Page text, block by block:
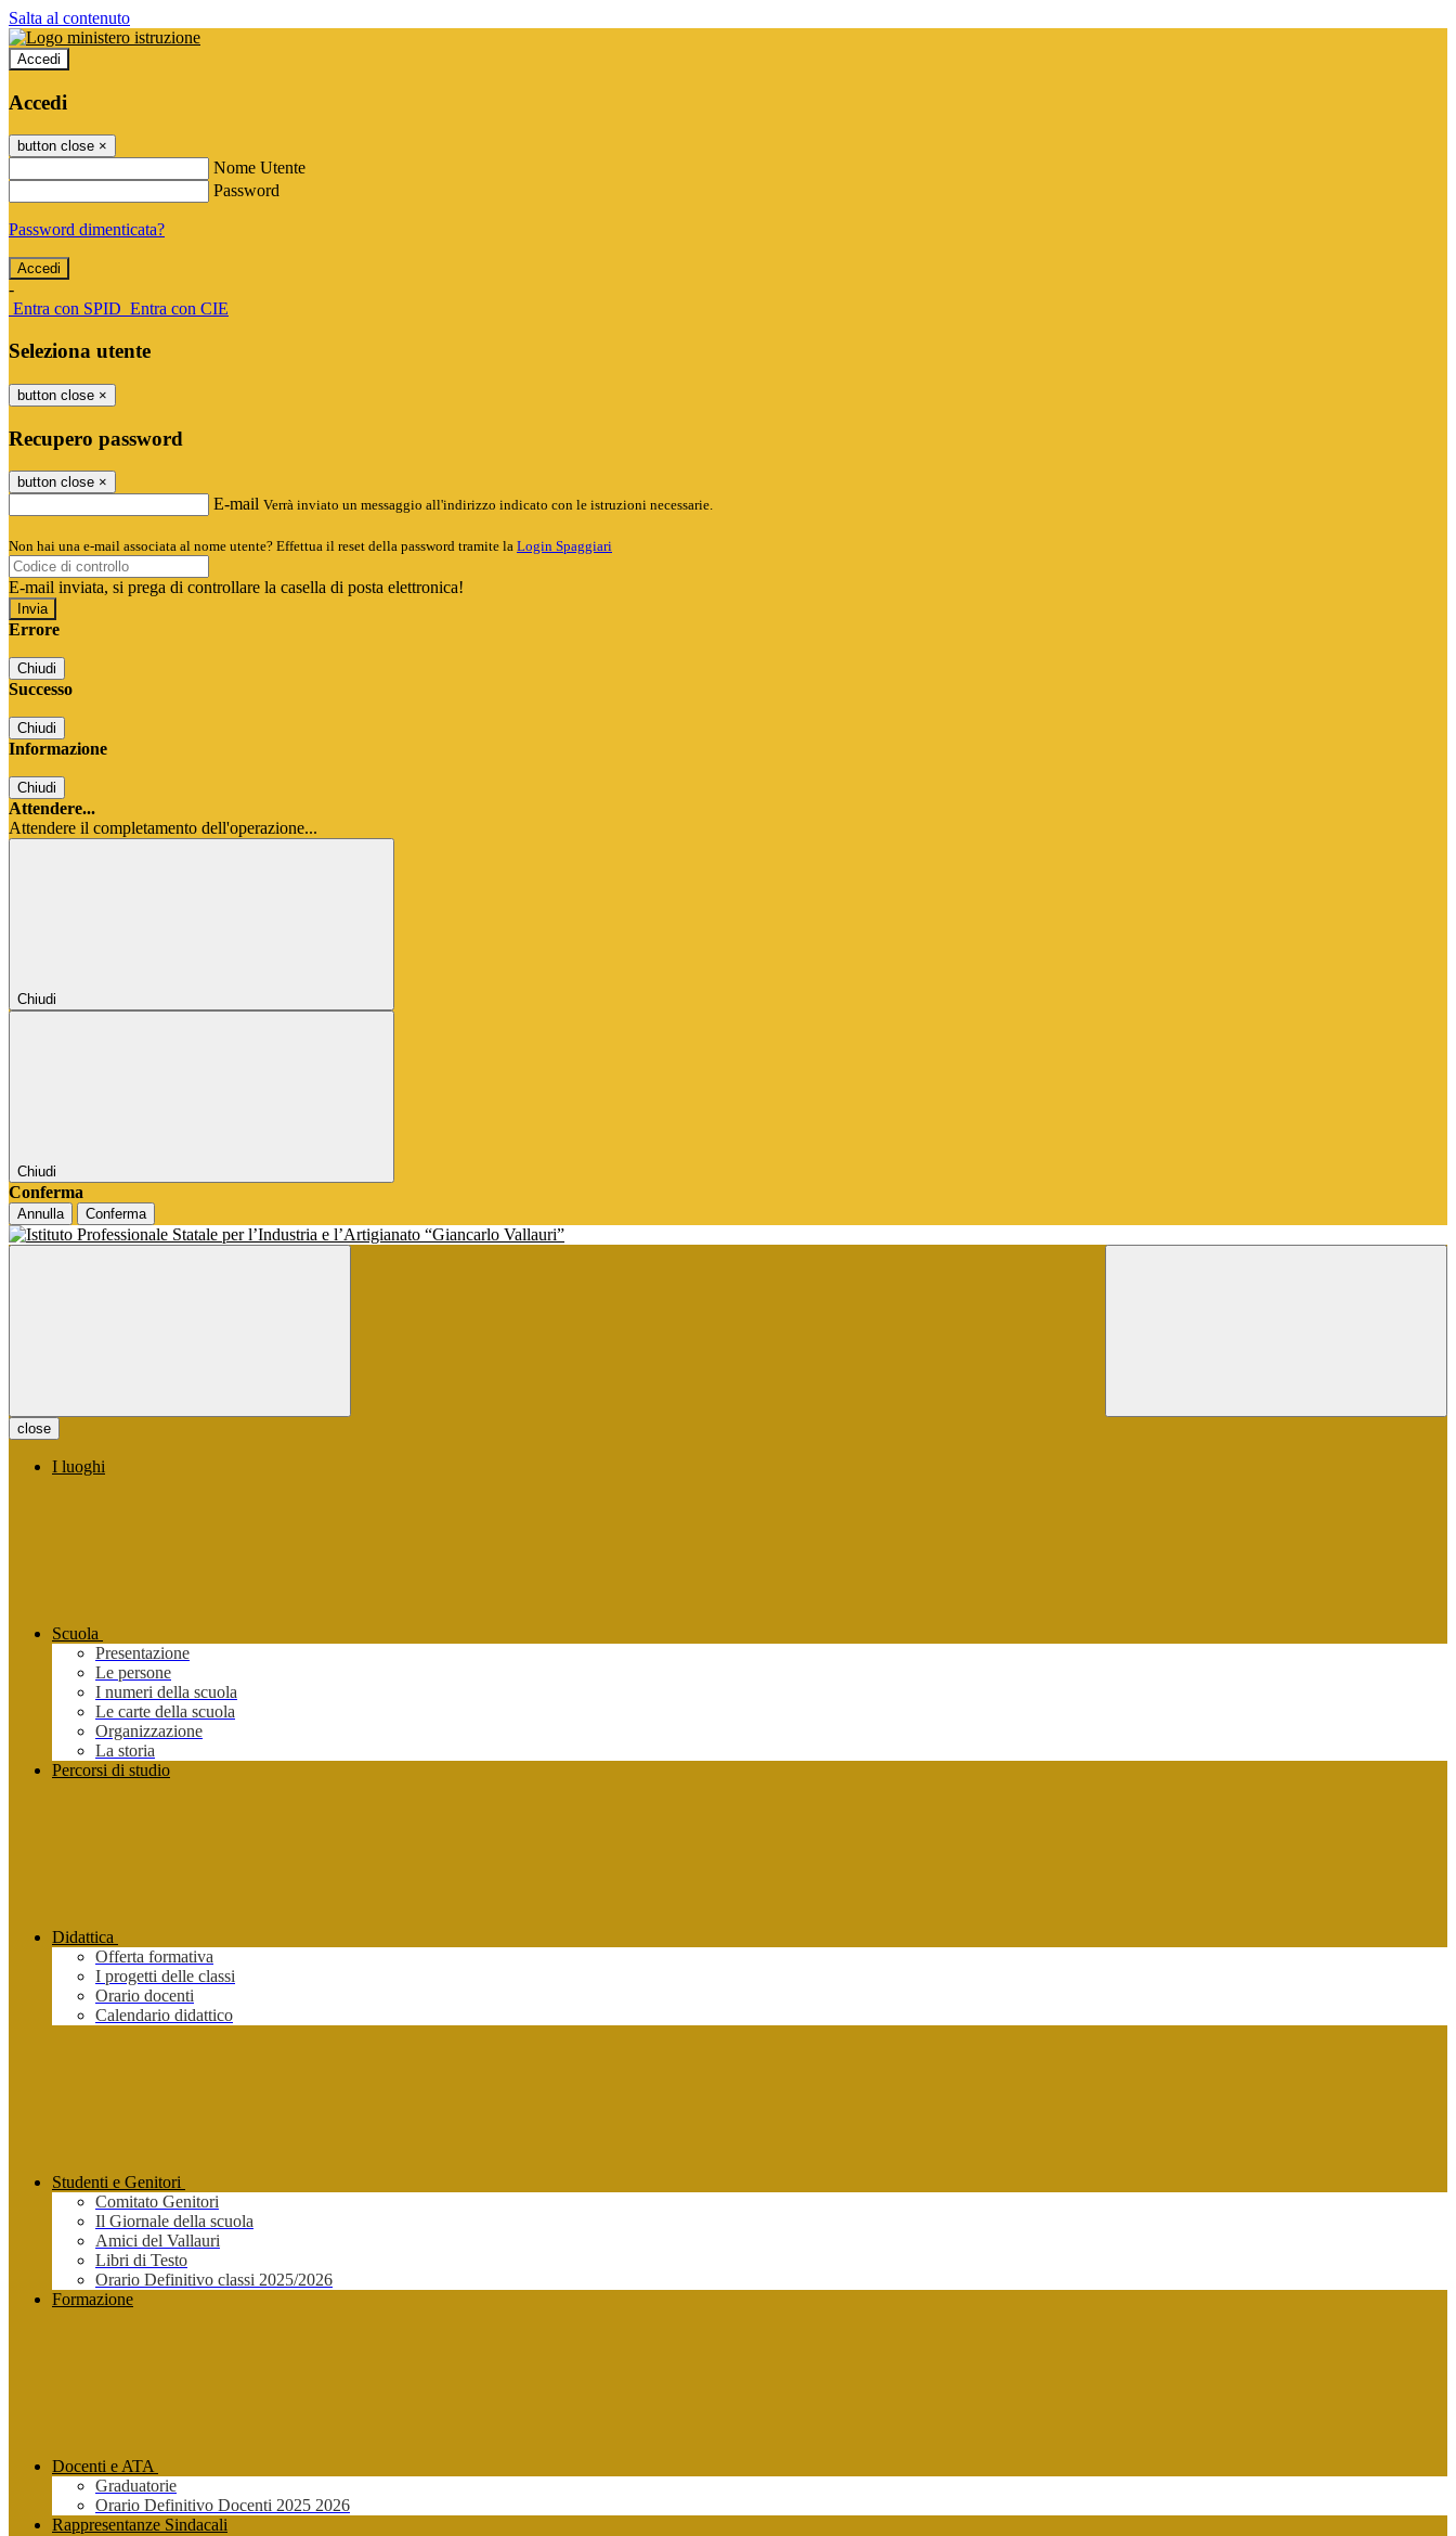
Salta al contenuto
Accedi
Accedi
button close ×
Nome Utente
Password
Password dimenticata?
-
Entra con SPID Entra con CIE
Seleziona utente
button close ×
Recupero password
button close ×
E-mail Verrà inviato un messaggio all'indirizzo indicato con le istruzioni necessarie.
Non hai una e-mail associata al nome utente? Effettua il reset della password tramite la Login Spaggiari
E-mail inviata, si prega di controllare la casella di posta elettronica!
Errore
Chiudi
Successo
Chiudi
Informazione
Chiudi
Attendere...
Attendere il completamento dell'operazione...
Chiudi
Chiudi
Conferma
Annulla Conferma
close
I luoghi
Scuola
Presentazione
Le persone
I numeri della scuola
Le carte della scuola
Organizzazione
La storia
Percorsi di studio
Didattica
Offerta formativa
I progetti delle classi
Orario docenti
Calendario didattico
Studenti e Genitori
Comitato Genitori
Il Giornale della scuola
Amici del Vallauri
Libri di Testo
Orario Definitivo classi 2025/2026
Formazione
Docenti e ATA
Graduatorie
Orario Definitivo Docenti 2025 2026
Rappresentanze Sindacali